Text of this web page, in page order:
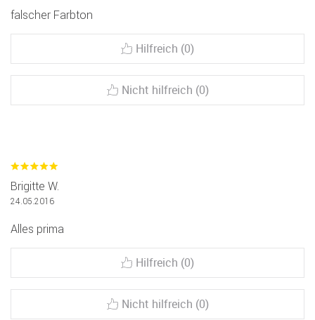
falscher Farbton
Hilfreich (0)
Nicht hilfreich (0)
Brigitte W.
24.05.2016
Alles prima
Hilfreich (0)
Nicht hilfreich (0)